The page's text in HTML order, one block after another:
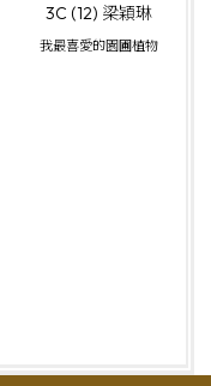
3C (12) 梁穎琳
我最喜愛的園圃植物